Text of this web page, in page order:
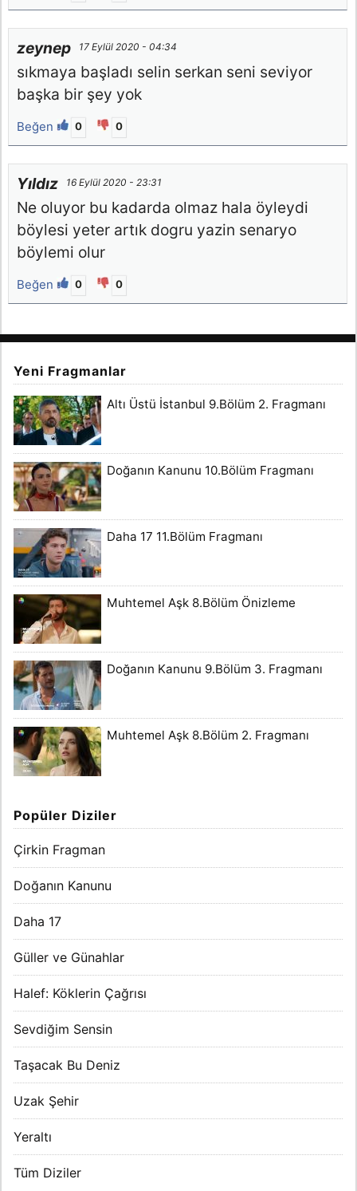
zeynep 17 Eylül 2020 - 04:34
sıkmaya başladı selin serkan seni seviyor
başka bir şey yok
Beğen 0 0
Yıldız 16 Eylül 2020 - 23:31
Ne oluyor bu kadarda olmaz hala öyleydi
böylesi yeter artık dogru yazin senaryo
böylemi olur
Beğen 0 0
Yeni Fragmanlar
Altı Üstü İstanbul 9.Bölüm 2. Fragmanı
Doğanın Kanunu 10.Bölüm Fragmanı
Daha 17 11.Bölüm Fragmanı
Muhtemel Aşk 8.Bölüm Önizleme
Doğanın Kanunu 9.Bölüm 3. Fragmanı
Muhtemel Aşk 8.Bölüm 2. Fragmanı
Popüler Diziler
Çirkin Fragman
Doğanın Kanunu
Daha 17
Güller ve Günahlar
Halef: Köklerin Çağrısı
Sevdiğim Sensin
Taşacak Bu Deniz
Uzak Şehir
Yeraltı
Tüm Diziler